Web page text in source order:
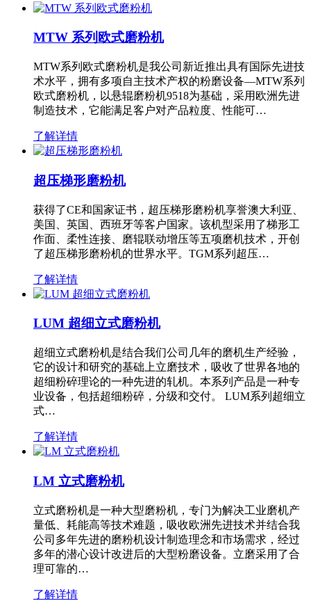
MTW 系列欧式磨粉机
MTW系列欧式磨粉机是我公司新近推出具有国际先进技
术水平，拥有多项自主技术产权的粉磨设备—MTW系列
欧式磨粉机，以悬辊磨粉机9518为基础，采用欧洲先进
制造技术，它能满足客户对产品粒度、性能可…
了解详情
超压梯形磨粉机
获得了CE和国家证书，超压梯形磨粉机享誉澳大利亚、
美国、英国、西班牙等客户国家。该机型采用了梯形工
作面、柔性连接、磨辊联动增压等五项磨机技术，开创
了超压梯形磨粉机的世界水平。TGM系列超压…
了解详情
LUM 超细立式磨粉机
超细立式磨粉机是结合我们公司几年的磨机生产经验，
它的设计和研究的基础上立磨技术，吸收了世界各地的
超细粉碎理论的一种先进的轧机。本系列产品是一种专
业设备，包括超细粉碎，分级和交付。 LUM系列超细立
式…
了解详情
LM 立式磨粉机
立式磨粉机是一种大型磨粉机，专门为解决工业磨机产
量低、耗能高等技术难题，吸收欧洲先进技术并结合我
公司多年先进的磨粉机设计制造理念和市场需求，经过
多年的潜心设计改进后的大型粉磨设备。立磨采用了合
理可靠的…
了解详情